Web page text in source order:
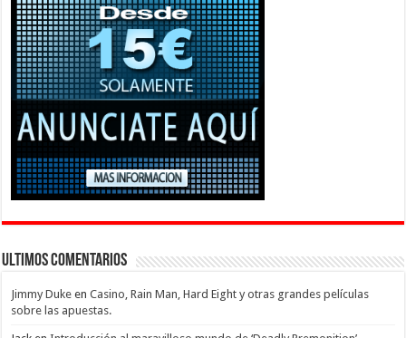
Ultimos Comentarios
Jimmy Duke enCasino, Rain Man, Hard Eight y otras grandes películas
sobre las apuestas.